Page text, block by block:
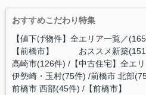
おすすめこだわり特集
【値下げ物件】全エリア一覧／
【前橋市】 おススメ新築(151
高崎市(126件) 【中古住宅】全エ
伊勢崎・玉村(75件) 前橋市 北部
前橋市 西部(45件) 【前橋市】